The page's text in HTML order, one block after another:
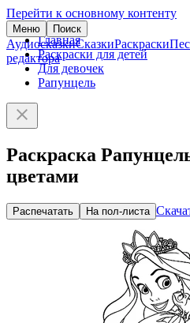
Перейти к основному контенту
Меню Поиск
АудиосказкиСказкиРаскраски
редактора
Главная
Раскраски для детей
Для девочек
Рапунцель
Раскраска
цветами
Распечатать На пол-листа